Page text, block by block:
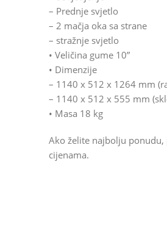
– Prednje svjetlo
– 2 mačja oka sa strane
– stražnje svjetlo
• Veličina gume 10”
• Dimenzije
– 1140 x 512 x 1264 mm
– 1140 x 512 x 555 mm
• Masa 18 kg
Ako želite najbolju ponudu,
cijenama.